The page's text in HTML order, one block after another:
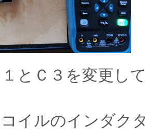
とＣ３を変更し
イルのインダク